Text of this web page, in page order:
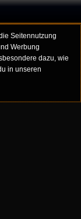
Seitennutzung
Werbung
dazu, wie
in unseren